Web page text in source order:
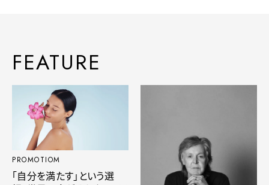
FEATURE
PROMOTIOM
「自分を満たす」という選